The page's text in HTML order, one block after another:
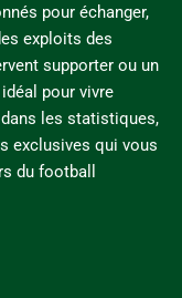
pour échanger,
exploits des
supporter ou un
pour vivre
les statistiques,
exclusives qui vous
du football